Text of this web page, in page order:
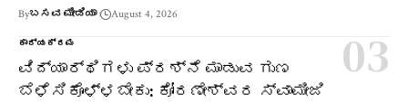
Byಬಸವ ಮೀಡಿಯಾ August 4, 2026
ಕಾರ್ಯಕ್ರಮ
ವಿದ್ಯಾರ್ಥಿಗಳು ಪ್ರಶ್ನೆ ಮಾಡುವ ಗುಣ
ಬೆಳೆಸಿಕೊಳ್ಳಬೇಕು: ಕೋರಣೇಶ್ವರ ಸ್ವಾಮೀಜಿ